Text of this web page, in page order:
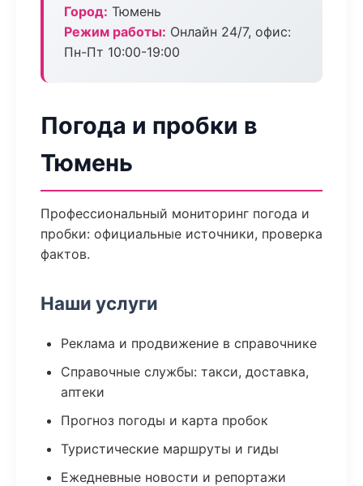
Город: Тюмень
Режим работы: Онлайн 24/7, офис:
Пн-Пт 10:00-19:00
Погода и пробки в
Тюмень
Профессиональный мониторинг погода и
пробки: официальные источники, проверка
фактов.
Наши услуги
Реклама и продвижение в справочнике
Справочные службы: такси, доставка,
аптеки
Прогноз погоды и карта пробок
Туристические маршруты и гиды
Ежедневные новости и репортажи